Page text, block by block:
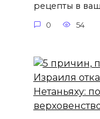
рецепты в
0 54